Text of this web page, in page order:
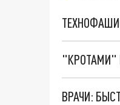
"КРОТАМИ"
ВРАЧИ: